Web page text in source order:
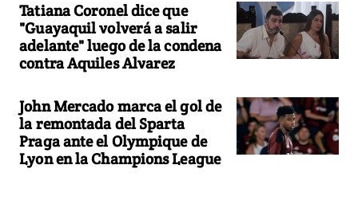
Tatiana Coronel dice que
"Guayaquil volverá a salir
adelante" luego de la condena
contra Aquiles Alvarez
John Mercado marca el gol de
la remontada del Sparta
Praga ante el Olympique de
Lyon en la Champions League